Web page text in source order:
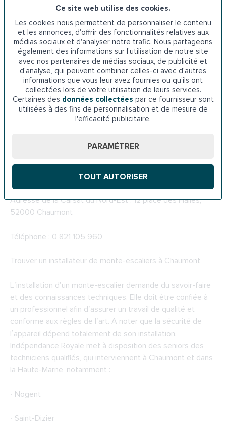
Ce site web utilise des cookies.
Les cookies nous permettent de personnaliser le contenu
et les annonces, d'offrir des fonctionnalités relatives aux
médias sociaux et d'analyser notre trafic. Nous partageons
également des informations sur l'utilisation de notre site
avec nos partenaires de médias sociaux, de publicité et
d'analyse, qui peuvent combiner celles-ci avec d'autres
informations que vous leur avez fournies ou qu'ils ont
collectées lors de votre utilisation de leurs services.
Certaines des données collectées par ce fournisseur sont
utilisées à des fins de personnalisation et de mesure de
l’efficacité publicitaire.
PARAMÉTRER
TOUT AUTORISER
éligible, il faut que le demandeur soit propriétaire occupant
du logement et ait des revenus modestes. Quant au
logement, il doit être construit depuis au moins 15 ans.
Adresse de l’Anah à Chaumont : 82 Rue du Commandant
Hugueny, 52000 Chaumont
Téléphone : 03 25 30 79 90
6. La caisse de retraite à Chaumont
La caisse de retraite propose une aide aux seniors
souhaitant entreprendre des travaux en vue d’améliorer
leur autonomie tels que l’installation d’un monte-escalier.
La demande doit être adressée à la Carsat du Nord-Est.
Adresse de laCarsat du Nord-Est: 12 place des Halles,
52000 Chaumont
Téléphone : 0 821 105 960
Trouver un installateur de monte-escaliers à Chaumont
L’installation d’un monte-escalier demande du savoir-faire
et des connaissances techniques. Elle doit être confiée à
un professionnel afin d’assurer un travail de qualité et
conforme aux règles de l’art. A noter que la sécurité de
l’appareil dépend totalement de son installation.
Indépendance Royale met à disposition des seniors des
techniciens qualifiés, qui interviennent à Chaumont et dans
la Haute-Marne, notamment :
· Nogent
· Saint-Dizier